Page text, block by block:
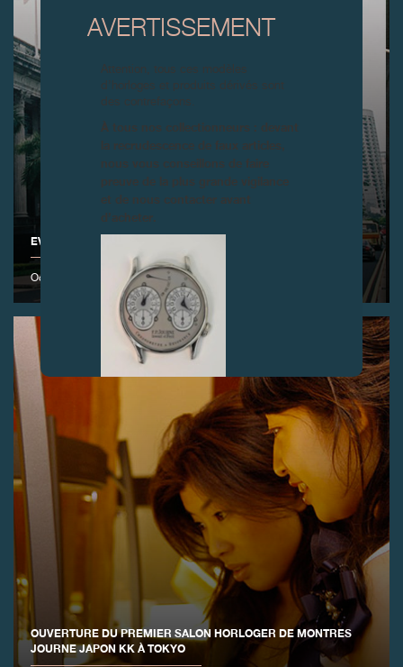
EVENEMENT F.P.JOURNE À SINGAPOUR
Octobre 2003
OUVERTURE DU PREMIER SALON HORLOGER DE MONTRES
JOURNE JAPON KK À TOKYO
AVERTISSEMENT
À tous nos collectionneurs : devant
la recrudescence de faux articles,
nous vous conseillons de faire
preuve de la plus grande vigilance
et de nous contacter avant
d’acheter.
FAUX